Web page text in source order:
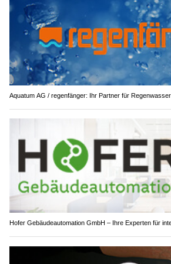
Aquatum AG / regenfänger: Ihr Partner für
Hofer Gebäudeautomation GmbH – Ihre Experten für